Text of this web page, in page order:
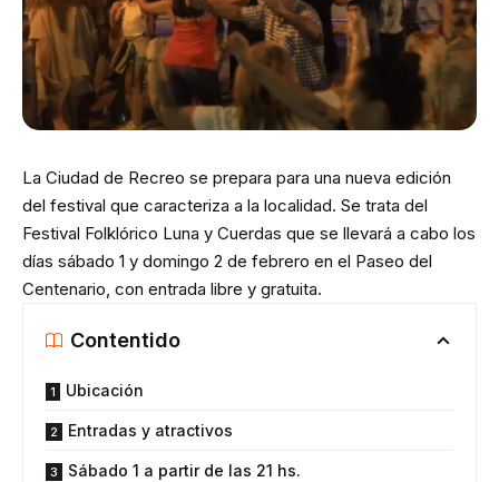
La Ciudad de Recreo se prepara para una nueva edición
del festival que caracteriza a la localidad. Se trata del
Festival Folklórico Luna y Cuerdas que se llevará a cabo los
días sábado 1 y domingo 2 de febrero en el Paseo del
Centenario, con entrada libre y gratuita.
Contentido
Ubicación
Entradas y atractivos
Sábado 1 a partir de las 21 hs.